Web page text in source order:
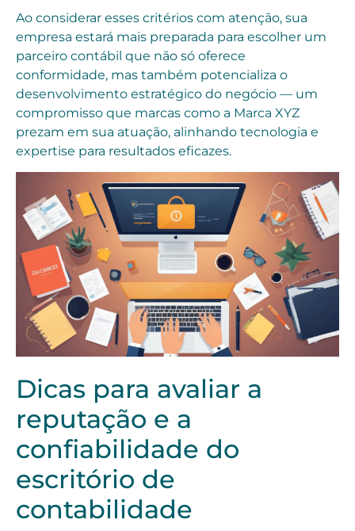
Ao considerar esses critérios com atenção, sua
empresa estará mais preparada para escolher um
parceiro contábil que não só oferece
conformidade, mas também potencializa o
desenvolvimento estratégico do negócio — um
compromisso que marcas como a Marca XYZ
prezam em sua atuação, alinhando tecnologia e
expertise para resultados eficazes.
Dicas para avaliar a
reputação e a
confiabilidade do
escritório de
contabilidade